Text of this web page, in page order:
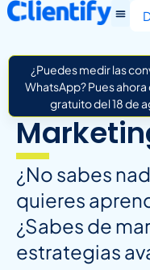
¿Puedes medir las
WhatsApp? Pues
gratuito del 18 de
¿No sabes
quieres
¿Sabes de
estrategias